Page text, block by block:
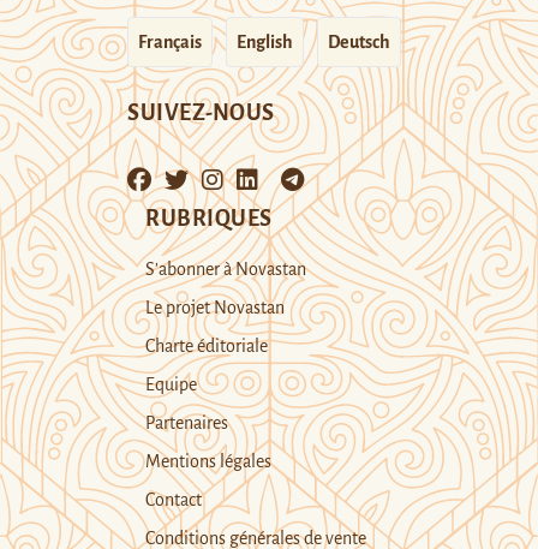
Français English Deutsch
SUIVEZ-NOUS
RUBRIQUES
S’abonner à Novastan
Le projet Novastan
Charte éditoriale
Equipe
Partenaires
Mentions légales
Contact
Conditions générales de vente